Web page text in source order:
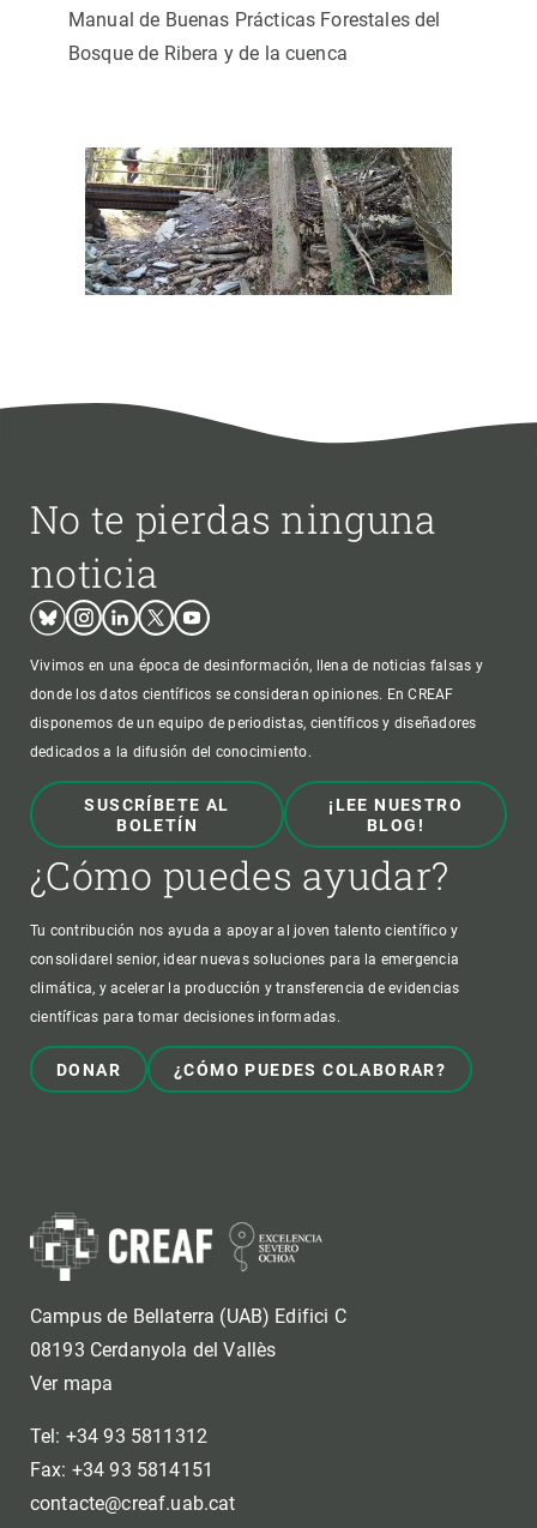
Manual de Buenas Prácticas Forestales del
Bosque de Ribera y de la cuenca
No te pierdas ninguna
noticia
BlueskyInstagram
LinkedinTwitterYoutube
Vivimos en una época de desinformación, llena de noticias falsas y
donde los datos científicos se consideran opiniones. En CREAF
disponemos de un equipo de periodistas, científicos y diseñadores
dedicados a la difusión del conocimiento.
SUSCRÍBETE AL
BOLETÍN
¡LEE NUESTRO
BLOG!
¿Cómo puedes ayudar?
Tu contribución nos ayuda a apoyar al joven talento científico y
consolidarel senior, idear nuevas soluciones para la emergencia
climática, y acelerar la producción y transferencia de evidencias
científicas para tomar decisiones informadas.
DONAR ¿CÓMO PUEDES COLABORAR?
Campus de Bellaterra (UAB) Edifici C
08193 Cerdanyola del Vallès
Ver mapa
Tel: +34 93 5811312
Fax: +34 93 5814151
contacte@creaf.uab.cat